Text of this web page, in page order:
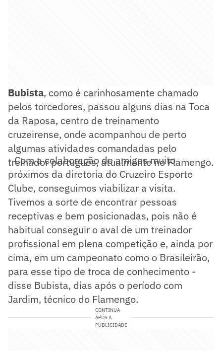
Bubista, como é carinhosamente chamado
pelos torcedores, passou alguns dias na Toca
da Raposa, centro de treinamento
cruzeirense, onde acompanhou de perto
algumas atividades comandadas pelo
treinador português, atualmente no Flamengo.
- Com a colaboração de amigos muito
próximos da diretoria do Cruzeiro Esporte
Clube, conseguimos viabilizar a visita.
Tivemos a sorte de encontrar pessoas
receptivas e bem posicionadas, pois não é
habitual conseguir o aval de um treinador
profissional em plena competição e, ainda por
cima, em um campeonato como o Brasileirão,
para esse tipo de troca de conhecimento -
disse Bubista, dias após o período com
Jardim, técnico do Flamengo.
CONTINUA
APÓS A
PUBLICIDADE